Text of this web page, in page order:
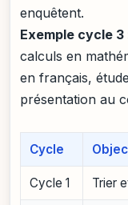
enquêtent.
Exemple cycle 3
calculs en
en français,
présentation au
Cycle
Cycle 1 Trier